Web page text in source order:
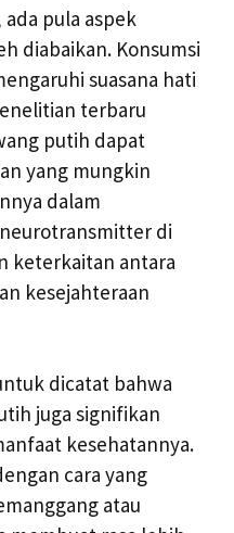
pula aspek
diabaikan. Konsumsi
suasana hati
terbaru
putih dapat
yang mungkin
dalam
di
keterkaitan antara
kesejahteraan
dicatat bahwa
juga signifikan
kesehatannya.
cara yang
atau